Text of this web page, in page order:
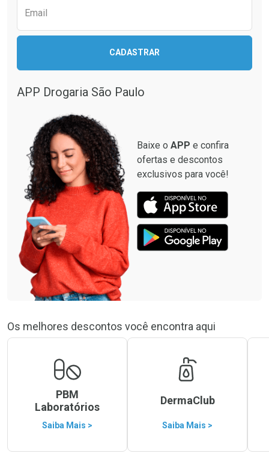
Email
CADASTRAR
APP Drogaria São Paulo
Baixe o APP e confira
ofertas e descontos
exclusivos para você!
Os melhores descontos você encontra aqui
PBM
Laboratórios
Saiba Mais >
DermaClub
Saiba Mais >